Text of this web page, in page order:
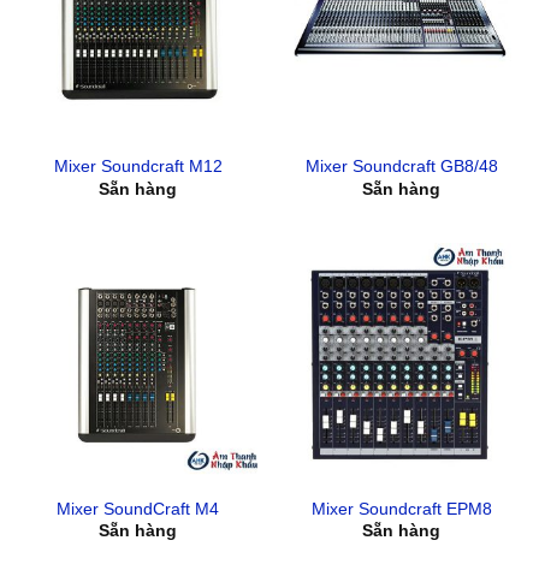
Mixer Soundcraft M12
Sẵn hàng
Mixer Soundcraft GB8/48
Sẵn hàng
Mixer SoundCraft M4
Sẵn hàng
Mixer Soundcraft EPM8
Sẵn hàng